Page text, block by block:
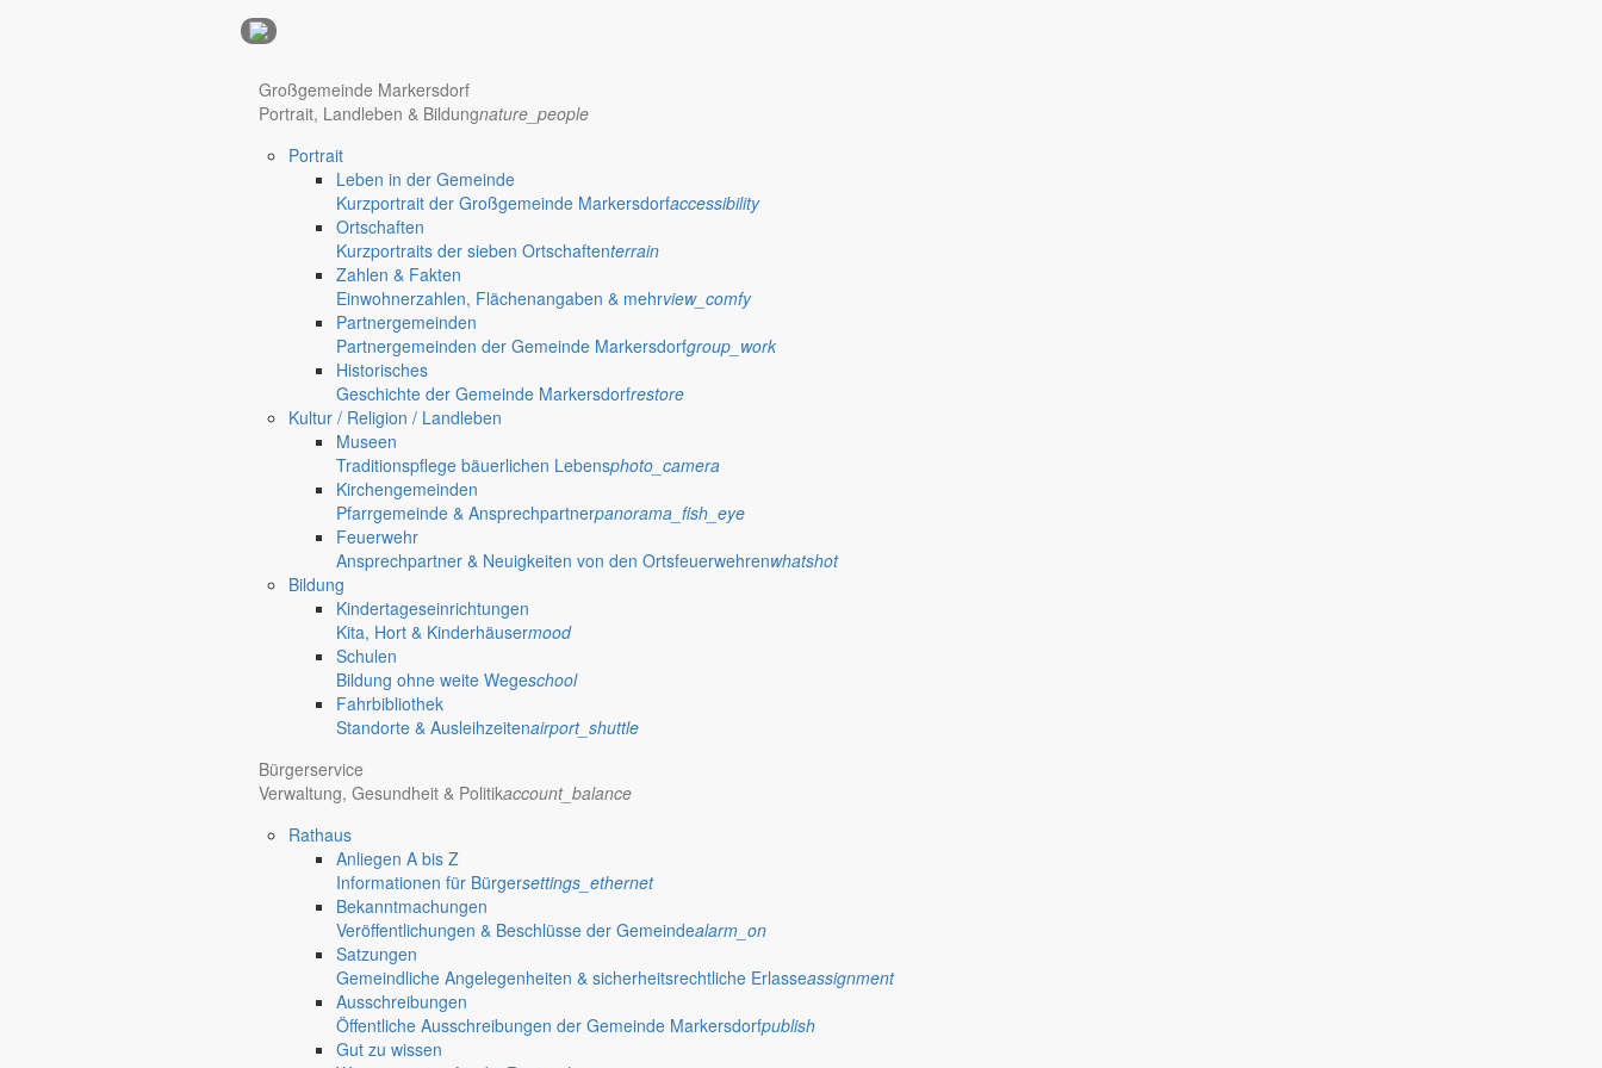
Hotel Nürnberg
anzeigen@gemeinde-markersdorf.de
Großgemeinde Markersdorf
Portrait, Landleben & Bildungnature_people
Portrait
Leben in der Gemeinde
Kurzportrait der Großgemeinde Markersdorfaccessibility
Ortschaften
Kurzportraits der sieben Ortschaftenterrain
Zahlen & Fakten
Einwohnerzahlen, Flächenangaben & mehrview_comfy
Partnergemeinden
Partnergemeinden der Gemeinde Markersdorfgroup_work
Historisches
Geschichte der Gemeinde Markersdorfrestore
Kultur / Religion / Landleben
Museen
Traditionspflege bäuerlichen Lebensphoto_camera
Kirchengemeinden
Pfarrgemeinde & Ansprechpartnerpanorama_fish_eye
Feuerwehr
Ansprechpartner & Neuigkeiten von den Ortsfeuerwehrenwhatshot
Bildung
Kindertageseinrichtungen
Kita, Hort & Kinderhäusermood
Schulen
Bildung ohne weite Wegeschool
Fahrbibliothek
Standorte & Ausleihzeitenairport_shuttle
Bürgerservice
Verwaltung, Gesundheit & Politikaccount_balance
Rathaus
Anliegen A bis Z
Informationen für Bürgersettings_ethernet
Bekanntmachungen
Veröffentlichungen & Beschlüsse der Gemeindealarm_on
Satzungen
Gemeindliche Angelegenheiten & sicherheitsrechtliche Erlasseassignment
Ausschreibungen
Öffentliche Ausschreibungen der Gemeinde Markersdorfpublish
Gut zu wissen
Deutsch-Paulsdorf
Jauernick-Buschbach
Schließzeiten der Kindereinrichtungen 2015/2016
Beitragsnavigation
An folgenden Tagen 2015/2016 bleiben die Kindereinrichtungen der Gemeinde Markersdorf geschlossen:
24. Dezember 2015 – 01. Januar 2016
Sommerferien 2016 (27.06. bis 05.08.2016)